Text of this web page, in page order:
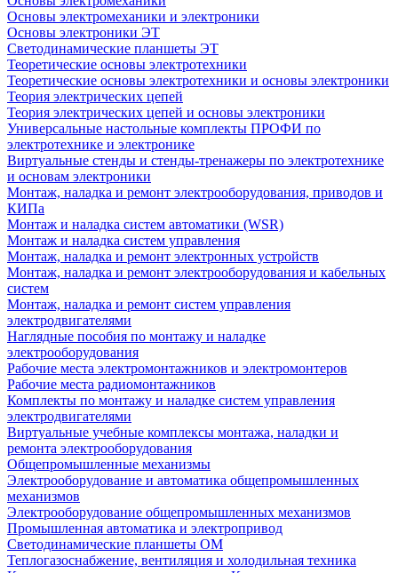
Основы электромеханики и электроники
Основы электроники ЭТ
Светодинамические планшеты ЭТ
Теоретические основы электротехники
Теоретические основы электротехники и основы электроники
Теория электрических цепей
Теория электрических цепей и основы электроники
Универсальные настольные комплекты ПРОФИ по
электротехнике и электронике
Виртуальные стенды и стенды-тренажеры по электротехнике
и основам электроники
Монтаж, наладка и ремонт электрооборудования, приводов и
КИПа
Монтаж и наладка систем автоматики (WSR)
Монтаж и наладка систем управления
Монтаж, наладка и ремонт электронных устройств
Монтаж, наладка и ремонт электрооборудования и кабельных
систем
Монтаж, наладка и ремонт систем управления
электродвигателями
Наглядные пособия по монтажу и наладке
электрооборудования
Рабочие места электромонтажников и электромонтеров
Рабочие места радиомонтажников
Комплекты по монтажу и наладке систем управления
электродвигателями
Виртуальные учебные комплексы монтажа, наладки и
ремонта электрооборудования
Общепромышленные механизмы
Электрооборудование и автоматика общепромышленных
механизмов
Электрооборудование общепромышленных механизмов
Промышленная автоматика и электропривод
Светодинамические планшеты ОМ
Теплогазоснабжение, вентиляция и холодильная техника